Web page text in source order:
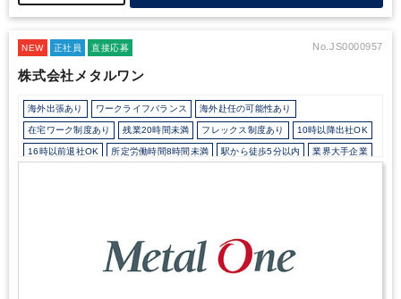
を続けています。
NEW 正社員 直接応募 No.JS0000957
株式会社メタルワン
海外出張あり ワークライフバランス 海外赴任の可能性あり
在宅ワーク制度あり 残業20時間未満 フレックス制度あり 10時以降出社OK
16時以前退社OK 所定労働時間8時間未満 駅から徒歩5分以内 業界大手企業